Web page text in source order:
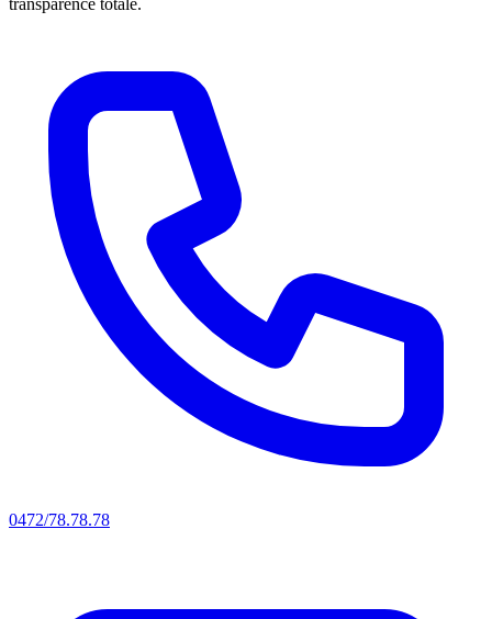
transparence totale.
0472/78.78.78